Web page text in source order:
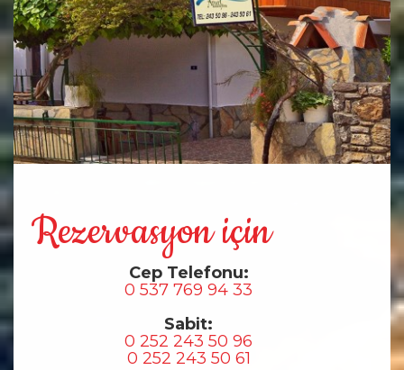
Rezervasyon için
Cep Telefonu:
0 537 769 94 33
Sabit:
0 252 243 50 96
0 252 243 50 61